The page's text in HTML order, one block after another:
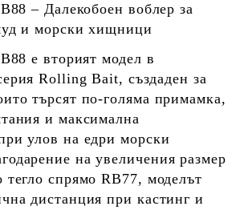
– Далекобоен воблер за
и морски хищници
е вторият модел в
Rolling Bait, създаден за
търсят по-голяма примамка,
и максимална
улов на едри морски
на увеличения размер
тегло спрямо RB77, моделът
дистанция при кастинг и